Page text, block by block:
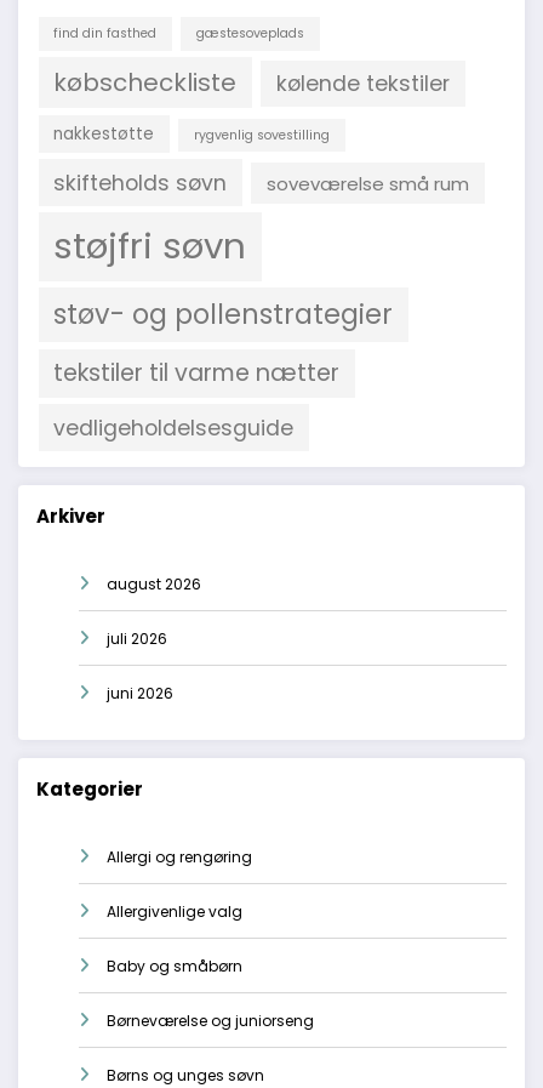
find din fasthed gæstesoveplads
købscheckliste kølende tekstiler
nakkestøtte rygvenlig sovestilling
skifteholds søvn soveværelse små rum
støjfri søvn
støv- og pollenstrategier
tekstiler til varme nætter
vedligeholdelsesguide
Arkiver
august 2026
juli 2026
juni 2026
Kategorier
Allergi og rengøring
Allergivenlige valg
Baby og småbørn
Børneværelse og juniorseng
Børns og unges søvn